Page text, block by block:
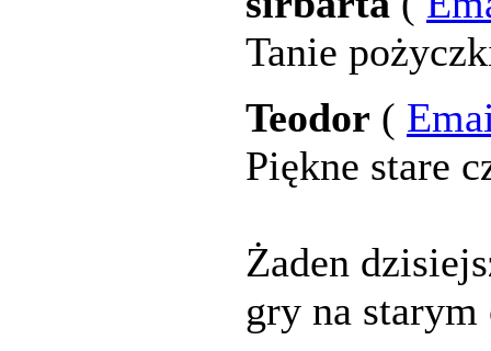
Tanie
Teodor (
Piękne stare
Żaden
gry na